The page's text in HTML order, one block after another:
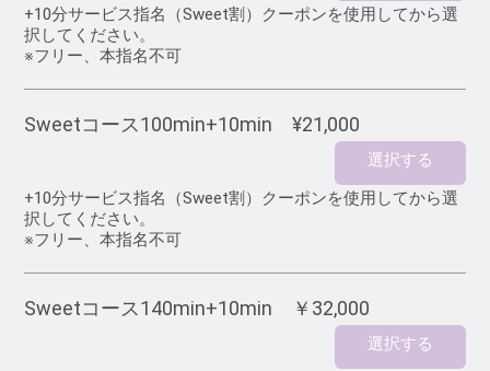
+10分サービス指名（Sweet割）クーポンを使用してから選
択してください。
※フリー、本指名不可
Sweetコース100min+10min ¥21,000
選択する
+10分サービス指名（Sweet割）クーポンを使用してから選
択してください。
※フリー、本指名不可
Sweetコース140min+10min ￥32,000
選択する